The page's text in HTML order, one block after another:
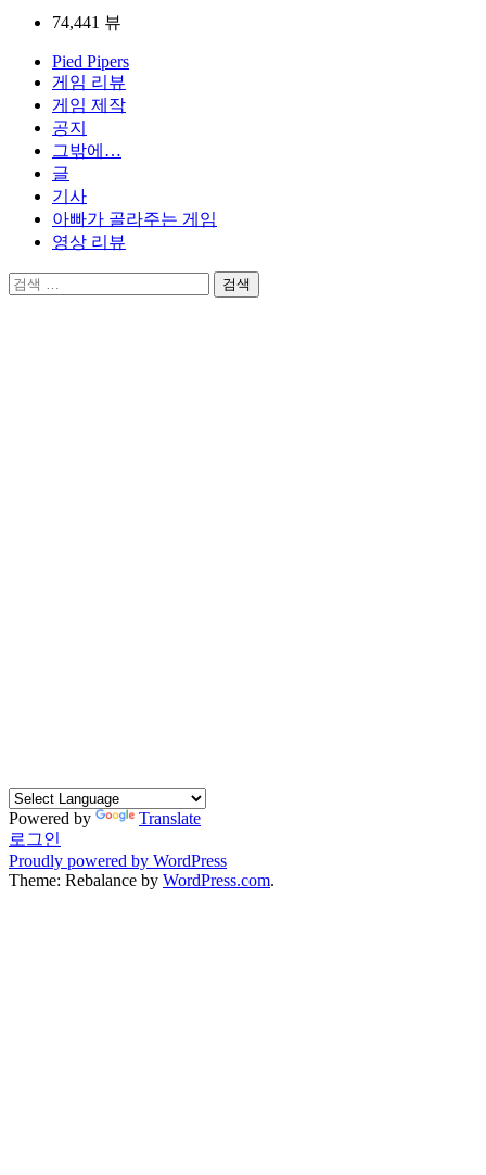
74,441 뷰
Pied Pipers
게임 리뷰
게임 제작
공지
그밖에…
글
기사
아빠가 골라주는 게임
영상 리뷰
검
Powered by
Translate
로그인
Proudly powered by WordPress
Theme: Rebalance by WordPress.com.